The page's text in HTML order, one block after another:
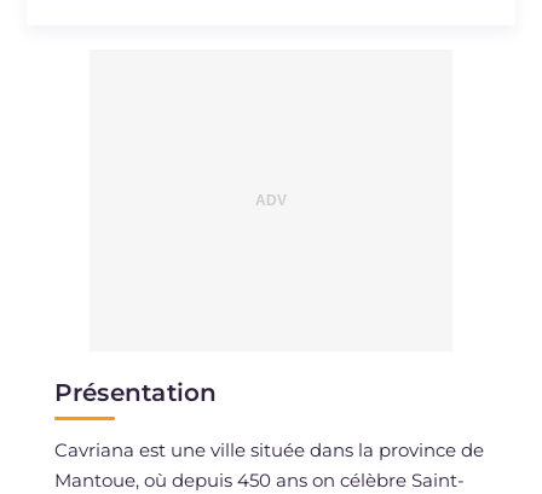
Présentation
Cavriana est une ville située dans la province de
Mantoue, où depuis 450 ans on célèbre Saint-